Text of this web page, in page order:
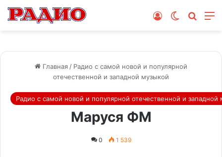
Switch skin
Войти
Главная / Радио с самой новой и популярной
отечественной и западной музыкой
Радио с самой новой и популярной отечественной и западной
Маруся ФМ
0 1 539